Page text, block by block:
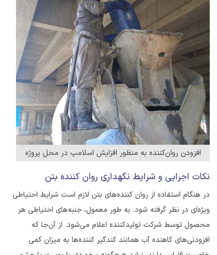
افزودن روان‌کننده به منظور افزایش اسلامپ در محل پروژه
نکات اجرایی و شرایط نگهداری روان کننده بتن
در هنگام استفاده از روان کننده‌های بتن لازم است شرایط احتیاطی
ویژه‌ای در نظر گرفته شود. به طور معمول، جنبه‌های احتیاطی هر
محصول توسط شرکت تولیدکننده اعلام می‌شود. از آن‌جا که
افزودنی‌های کاهنده آب همانند کندگیر کننده‌ها به میزان کمی